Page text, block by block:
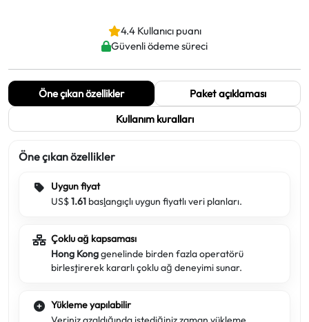
4.4 Kullanıcı puanı
Güvenli ödeme süreci
Öne çıkan özellikler
Paket açıklaması
Kullanım kuralları
Öne çıkan özellikler
Uygun fiyat
US$1.61 başlangıçlı uygun fiyatlı veri planları.
Çoklu ağ kapsaması
Hong Konggenelinde birden fazla operatörü
birleştirerek kararlı çoklu ağ deneyimi sunar.
Yükleme yapılabilir